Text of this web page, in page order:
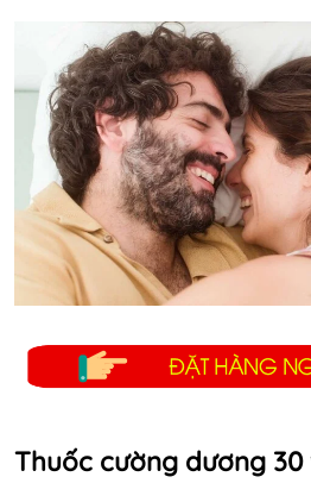
Thuốc cường dương